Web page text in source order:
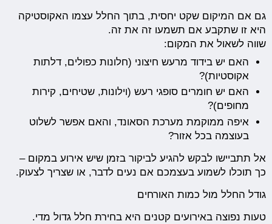
גם אם המיקום שקט יחסית, בתוך החלל עצמו האקוסטיקה
היא זו שתקבע אם תשמעו זה את זה.
שווה לשאול את המקום:
האם יש בידוד מרעש חיצוני (חלונות כפולים, דלתות
אקוסטיות)?
האם יש חומרים סופגי רעש (וילונות, שטיחים, קירות
מחופים)?
איפה ממוקמת מערכת הסאונד, והאם אפשר לשלוט
בעוצמה בכל אזור?
אל תתביישו לבקש להגיע לביקור בזמן שיש אירוע במקום –
כך תוכלו לשמוע בעצמכם אם נעים לדבר, או שצריך לצעוק.
גודל החלל מול כמות האורחים
טעות נפוצה באירועים קטנים היא בחירת חלל גדול מדי.